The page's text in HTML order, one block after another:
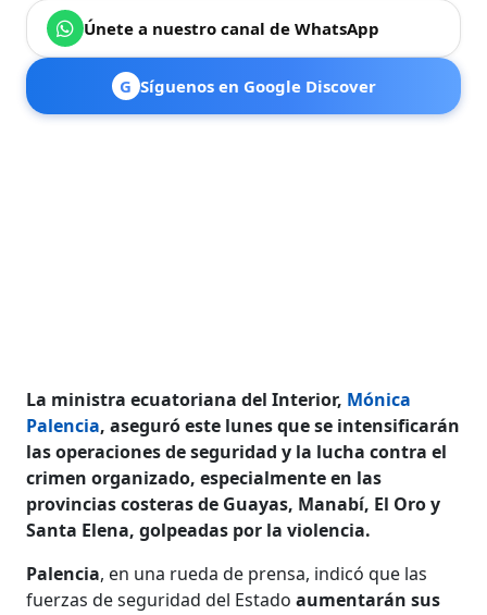
Únete a nuestro canal de WhatsApp
G Síguenos en Google Discover
La ministra ecuatoriana del Interior, Mónica
Palencia, aseguró este lunes que se intensificarán
las operaciones de seguridad y la lucha contra el
crimen organizado, especialmente en las
provincias costeras de Guayas, Manabí, El Oro y
Santa Elena, golpeadas por la violencia.
Palencia, en una rueda de prensa, indicó que las
fuerzas de seguridad del Estadoaumentarán sus